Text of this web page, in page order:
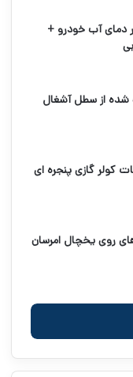
دمای آب خودرو +
شده از سطل آشغال
کولر گازی پنجره ای
روی یخچال امرسان